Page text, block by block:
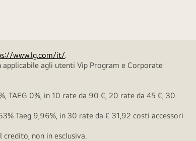
www.lg.com/it/.
applicabile agli utenti Vip Program e Corporate
TAEG 0%, in 10 rate da 90 €, 20 rate da 45 €, 30
Taeg 9,96%, in 30 rate da € 31,92 costi accessori
credito, non in esclusiva.